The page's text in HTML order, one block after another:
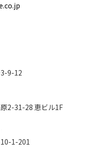
9-12
2-31-28 恵ビル1F
1-201